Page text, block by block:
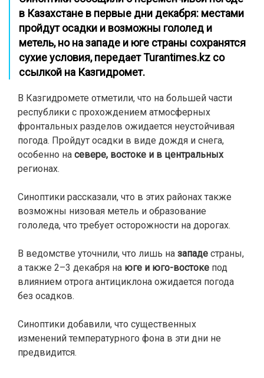
в Казахстане в первые дни декабря: местами
пройдут осадки и возможны гололед и
метель, но на западе и юге страны сохранятся
сухие условия,передает Turantimes.kz со
ссылкой на Казгидромет.
В Казгидромете отметили, что на большей части
республики с прохождением атмосферных
фронтальных разделов ожидается неустойчивая
погода. Пройдут осадки в виде дождя и снега,
особенно на севере, востоке и в центральных
регионах.
Синоптики рассказали, что в этих районах также
возможны низовая метель и образование
гололеда, что требует осторожности на дорогах.
В ведомстве уточнили, что лишь на западе страны,
а также 2–3 декабря на юге и юго-востоке под
влиянием отрога антициклона ожидается погода
без осадков.
Синоптики добавили, что существенных
изменений температурного фона в эти дни не
предвидится.